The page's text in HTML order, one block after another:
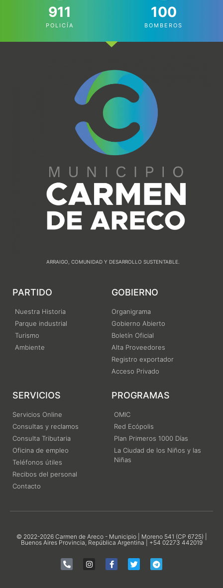
911
POLICÍA
100
BOMBEROS
ARRAIGO, COMUNIDAD Y DESARROLLO SUSTENTABLE.
PARTIDO
Nuestra Historia
Parque industrial
Turismo
Ambiente
GOBIERNO
Organigrama
Gobierno Abierto
Boletín Oficial
Alta Proveedores
Registro exportador
Acceso Privado
SERVICIOS
Servicios Online
Consultas y reclamos
Consulta Tributaria
Oficina de empleo
Teléfonos útiles
Recibos del personal
Contacto
PROGRAMAS
OMIC
Red Ecópolis
Plan Primeros 1000 Días
La Ciudad de los Niños y las
Niñas
© 2022-2026 Carmen de Areco - Municipio | Moreno 541 (CP 6725) |
Buenos Aires Provincia, República Argentina | +54 02273 442019